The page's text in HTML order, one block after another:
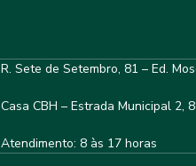
R. Sete de Setembro, 81 – Ed.
Casa CBH – Estrada Municipal 2,
Atendimento: 8 às 17 horas